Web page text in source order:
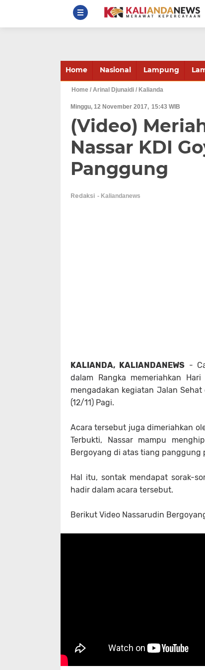
Home Nasional Lampung
Home / Arinal Djunaidi / Kalianda
Minggu, 12 November 2017 15:43 WIB
(Video)
Nassar KDI
Panggung
Redaksi
KALIANDA, KALIANDANEWS -
dalam Rangka memeriahkan
mengadakan kegiatan Jalan
(12/11) Pagi.
Acara tersebut juga dimeriahkan
Terbukti, Nassar mampu
Bergoyang di atas tiang panggung
Hal itu, sontak mendapat sorak-
hadir dalam acara tersebut.
Berikut Video Nassarudin